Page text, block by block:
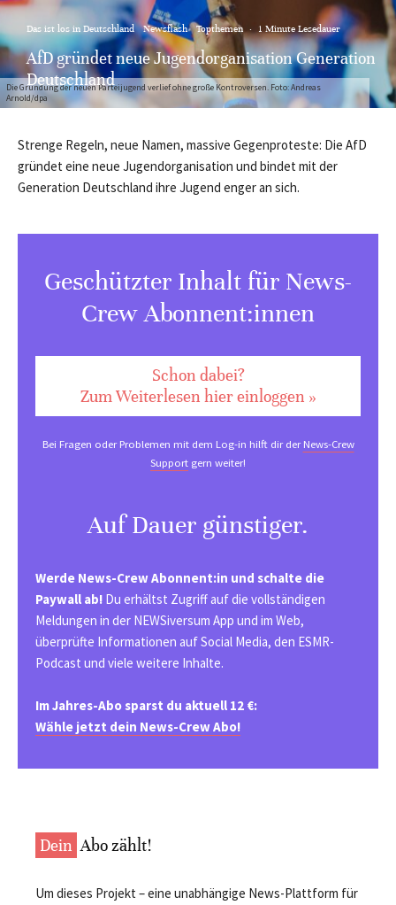
Die Gründung der neuen Parteijugend verlief ohne große Kontroversen. Foto: Andreas
Arnold/dpa
Das ist los in Deutschland Newsflash Topthemen · 1 Minute Lesedauer
AfD gründet neue Jugendorganisation Generation
Deutschland
Strenge Regeln, neue Namen, massive Gegenproteste: Die AfD
gründet eine neue Jugendorganisation und bindet mit der
Generation Deutschland ihre Jugend enger an sich.
Geschützter Inhalt für News-
Crew Abonnent:innen
Schon dabei?
Zum Weiterlesen hier einloggen »
Bei Fragen oder Problemen mit dem Log-in hilft dir derNews-Crew
Support gern weiter!
Auf Dauer günstiger.
Werde News-Crew Abonnent:in und schalte die
Paywall ab! Du erhältst Zugriff auf die vollständigen
Meldungen in der NEWSiversum App und im Web,
überprüfte Informationen auf Social Media, den ESMR-
Podcast und viele weitere Inhalte.
Im Jahres-Abo sparst du aktuell 12 €:
Wähle jetzt dein News-Crew Abo!
Dein Abo zählt!
Um dieses Projekt – eine unabhängige News-Plattform für